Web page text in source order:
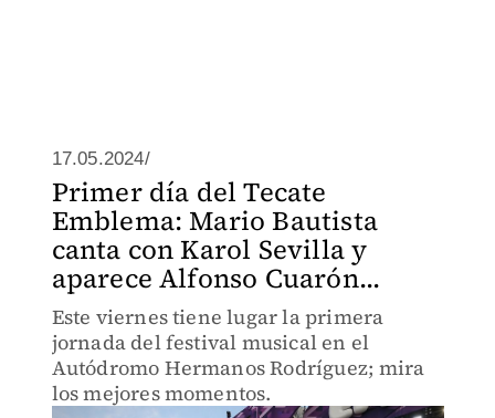
17.05.2024/
Primer día del Tecate
Emblema: Mario Bautista
canta con Karol Sevilla y
aparece Alfonso Cuarón...
Este viernes tiene lugar la primera
jornada del festival musical en el
Autódromo Hermanos Rodríguez; mira
los mejores momentos.